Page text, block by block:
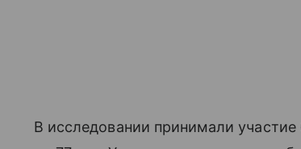
В исследовании принимали